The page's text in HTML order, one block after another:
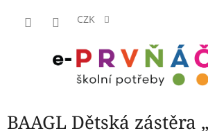
CZK
BAAGL Dětská zástěra